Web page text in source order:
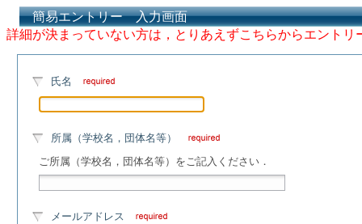
簡易エントリー 入力画面
詳細が決まっていない方は，とりあえずこちらからエントリ
氏名
所属（学校名，団体名等）
ご所属（学校名，団体名等）をご記入ください．
メールアドレス